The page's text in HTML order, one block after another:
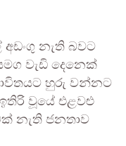
නැති බවට
සමග වැඩි දෙනෙක්
හුරු වන්නට
වූයේ එළවළු
නැති ජනතාව